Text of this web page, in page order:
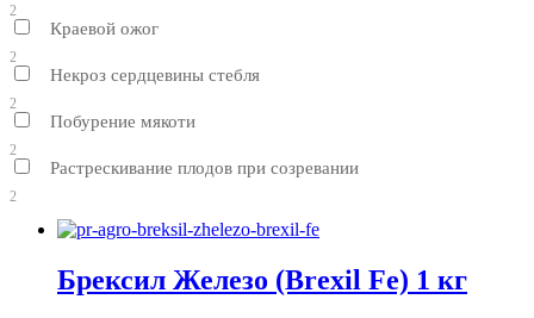
2
Краевой ожог
2
Некроз сердцевины стебля
2
Побурение мякоти
2
Растрескивание плодов при созревании
2
Брексил Железо (Brexil Fe) 1 кг